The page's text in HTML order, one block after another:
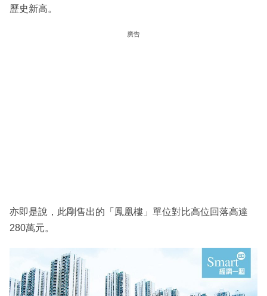
歷史新高。
廣告
亦即是說，此剛售出的「鳳凰樓」單位對比高位回落高達
280萬元。